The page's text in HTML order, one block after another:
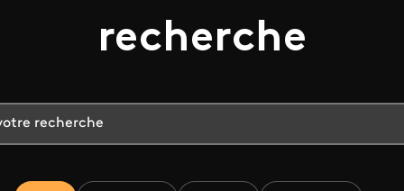
recherche